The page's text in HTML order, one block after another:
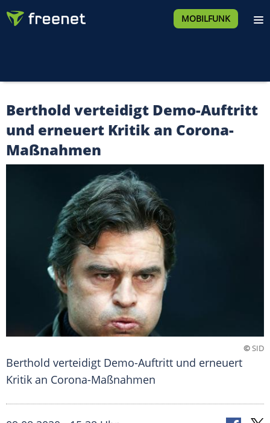
MOBILFUNK
Berthold verteidigt Demo-Auftritt
und erneuert Kritik an Corona-
Maßnahmen
©SID
Berthold verteidigt Demo-Auftritt und erneuert
Kritik an Corona-Maßnahmen